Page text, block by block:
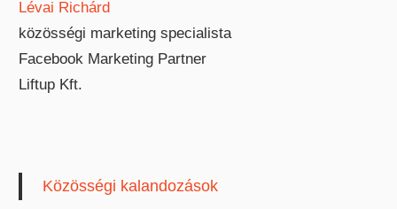
Lévai Richárd
közösségi marketing specialista
Facebook Marketing Partner
Liftup Kft.
Közösségi kalandozások